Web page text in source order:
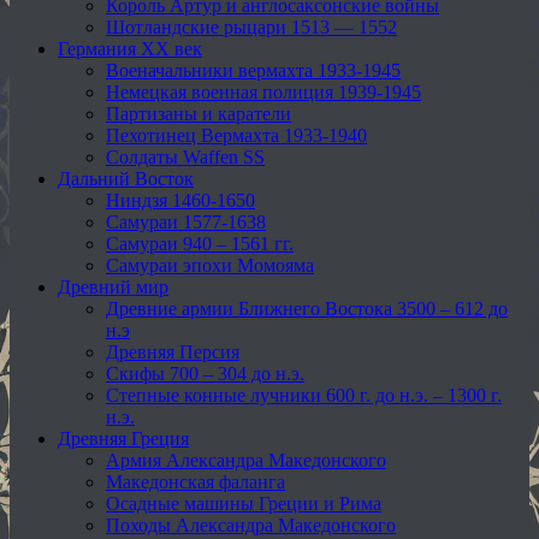
Король Артур и англосаксонские войны
Шотландские рыцари 1513 — 1552
Германия XX век
Военачальники вермахта 1933-1945
Немецкая военная полиция 1939-1945
Партизаны и каратели
Пехотинец Вермахта 1933-1940
Солдаты Waffen SS
Дальний Восток
Ниндзя 1460-1650
Самураи 1577-1638
Самураи 940 – 1561 гг.
Самураи эпохи Момояма
Древний мир
Древние армии Ближнего Востока 3500 – 612 до
н.э
Древняя Персия
Скифы 700 – 304 до н.э.
Степные конные лучники 600 г. до н.э. – 1300 г.
н.э.
Древняя Греция
Армия Александра Македонского
Македонская фаланга
Осадные машины Греции и Рима
Походы Александра Македонского